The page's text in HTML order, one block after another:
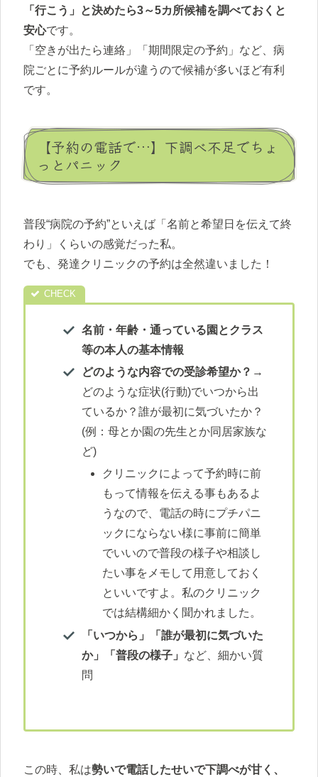
「行こう」と決めたら3～5カ所候補を調べておくと
安心です。
「空きが出たら連絡」「期間限定の予約」など、病
院ごとに予約ルールが違うので候補が多いほど有利
です。
【予約の電話で…】下調べ不足でちょ
っとパニック
普段“病院の予約”といえば「名前と希望日を伝えて終
わり」くらいの感覚だった私。
でも、発達クリニックの予約は全然違いました！
名前・年齢・通っている園とクラス
等の本人の基本情報
どのような内容での受診希望か？ →
どのような症状(行動)でいつから出
ているか？誰が最初に気づいたか？
(例：母とか園の先生とか同居家族な
ど)
クリニックによって予約時に前
もって情報を伝える事もあるよ
うなので、電話の時にプチパニ
ックにならない様に事前に簡単
でいいので普段の様子や相談し
たい事をメモして用意しておく
といいですよ。私のクリニック
では結構細かく聞かれました。
「いつから」「誰が最初に気づいた
か」「普段の様子」 など、細かい質
問
この時、私は勢いで電話したせいで下調べが甘く、